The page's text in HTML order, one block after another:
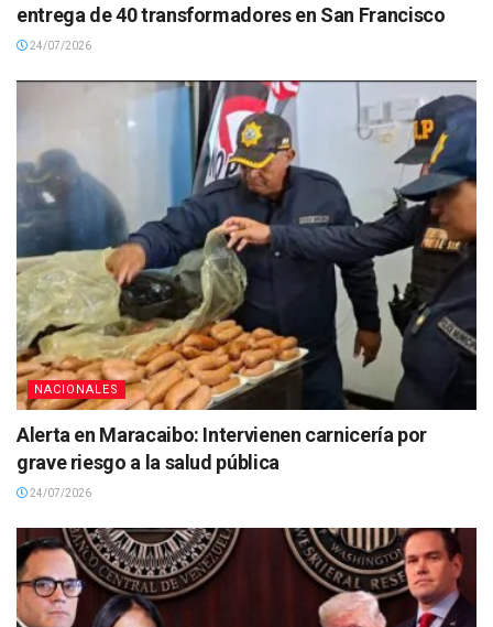
entrega de 40 transformadores en San Francisco
24/07/2026
NACIONALES
Alerta en Maracaibo: Intervienen carnicería por
grave riesgo a la salud pública
24/07/2026